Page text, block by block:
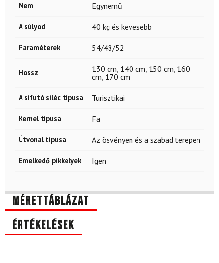
Nem Egynemű
A súlyod 40 kg és kevesebb
Paraméterek 54/48/52
Hossz 130 cm 140 cm 150 cm 160
cm 170 cm
A sífutó síléc típusa Turisztikai
Kernel típusa Fa
Útvonal típusa Az ösvényen és a szabad terepen
Emelkedő pikkelyek Igen
Mérettáblázat
Értékelések